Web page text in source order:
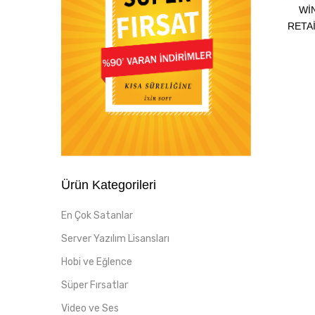
Ürün Kategorileri
En Çok Satanlar
Server Yazılım Lisansları
Hobi ve Eğlence
Süper Fırsatlar
Video ve Ses